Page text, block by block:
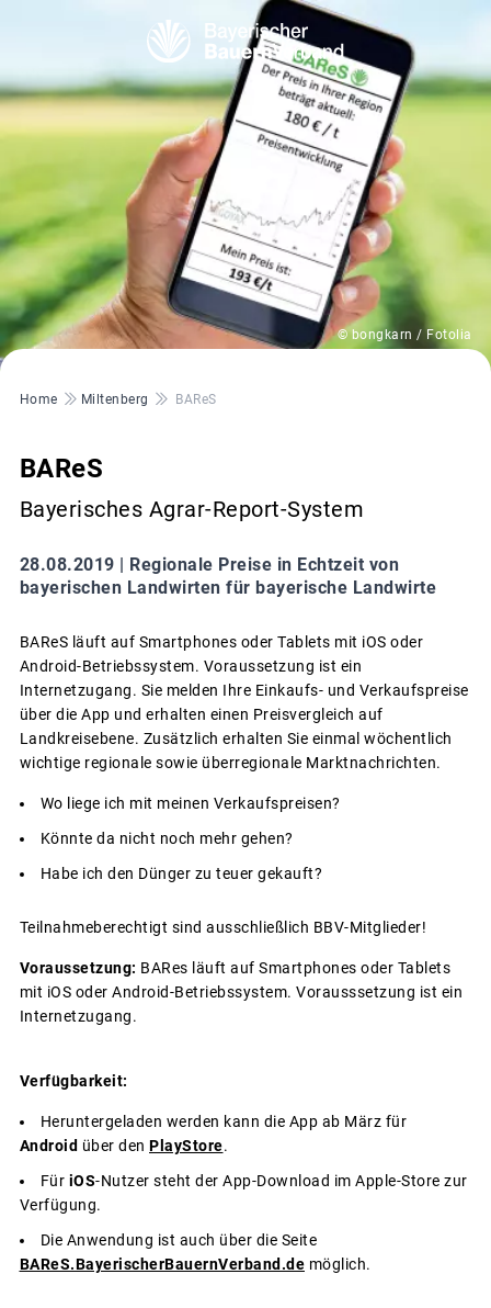
© bongkarn / Fotolia
Pfadnavigation
Home Miltenberg BAReS
BAReS
Bayerisches Agrar-Report-System
28.08.2019 | Regionale Preise in Echtzeit von
bayerischen Landwirten für bayerische Landwirte
BAReS läuft auf Smartphones oder Tablets mit iOS oder
Android-Betriebssystem. Voraussetzung ist ein
Internetzugang. Sie melden Ihre Einkaufs- und Verkaufspreise
über die App und erhalten einen Preisvergleich auf
Landkreisebene. Zusätzlich erhalten Sie einmal wöchentlich
wichtige regionale sowie überregionale Marktnachrichten.
Wo liege ich mit meinen Verkaufspreisen?
Könnte da nicht noch mehr gehen?
Habe ich den Dünger zu teuer gekauft?
Teilnahmeberechtigt sind ausschließlich BBV-Mitglieder!
Voraussetzung: BARes läuft auf Smartphones oder Tablets
mit iOS oder Android-Betriebssystem. Vorausssetzung ist ein
Internetzugang.
Verfügbarkeit:
Heruntergeladen werden kann die App ab März für
Android über den PlayStore.
Für iOS-Nutzer steht der App-Download im Apple-Store zur
Verfügung.
Die Anwendung ist auch über die Seite
BAReS.BayerischerBauernVerband.de möglich.